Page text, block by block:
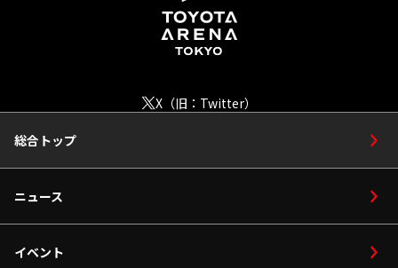
X（旧：Twitter）
総合トップ
ニュース
イベント